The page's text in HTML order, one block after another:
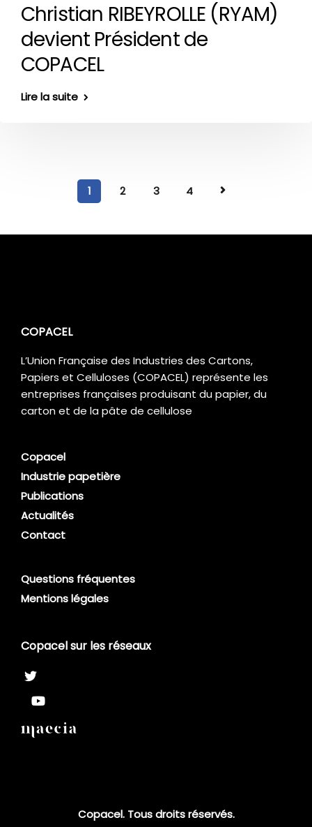
Christian RIBEYROLLE (RYAM)
devient Président de
COPACEL
Lire la suite
1 2 3 4
COPACEL
L’Union Française des Industries des Cartons,
Papiers et Celluloses (COPACEL) représente les
entreprises françaises produisant du papier, du
carton et de la pâte de cellulose
Copacel
Industrie papetière
Publications
Actualités
Contact
Questions fréquentes
Mentions légales
Copacel sur les réseaux
Copacel. Tous droits réservés.